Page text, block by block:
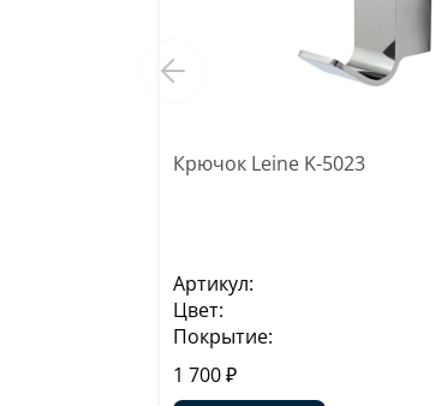
Крючок Leine K-5023
Артикул:
Цвет:
Покрытие:
1 700 ₽